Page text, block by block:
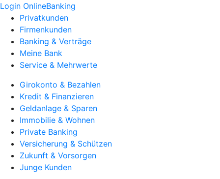
Login OnlineBanking
Privatkunden
Firmenkunden
Banking & Verträge
Meine Bank
Service & Mehrwerte
Girokonto & Bezahlen
Kredit & Finanzieren
Geldanlage & Sparen
Immobilie & Wohnen
Private Banking
Versicherung & Schützen
Zukunft & Vorsorgen
Junge Kunden